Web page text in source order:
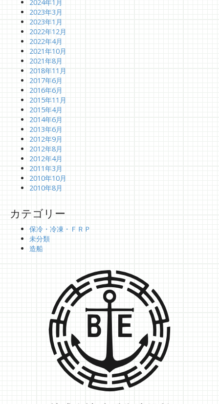
2024年1月
2023年3月
2023年1月
2022年12月
2022年4月
2021年10月
2021年8月
2018年11月
2017年6月
2016年6月
2015年11月
2015年4月
2014年6月
2013年6月
2012年9月
2012年8月
2012年4月
2011年3月
2010年10月
2010年8月
カテゴリー
保冷・冷凍・ＦＲＰ
未分類
造船